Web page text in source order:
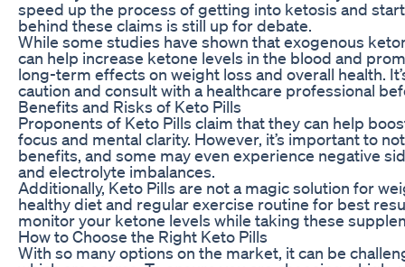
speed up the process of getting into ketosis and
behind these claims is still up for debate.
While some studies have shown that exogenous
can help increase ketone levels in the blood and
long-term effects on weight loss and overall health.
caution and consult with a healthcare professional
Benefits and Risks of Keto Pills
Proponents of Keto Pills claim that they can help
focus and mental clarity. However, it’s important to
benefits, and some may even experience negative
and electrolyte imbalances.
Additionally, Keto Pills are not a magic solution for
healthy diet and regular exercise routine for best
monitor your ketone levels while taking these
How to Choose the Right Keto Pills
With so many options on the market, it can be